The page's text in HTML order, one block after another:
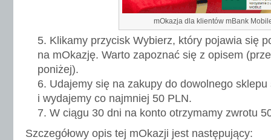
mOkazja dla klientów mBank
Klikamy przycisk Wybierz, który pojawia się
na mOkazję. Warto zapoznać się z opisem
poniżej).
Udajemy się na zakupy do dowolnego
i wydajemy co najmniej 50 PLN.
W ciągu 30 dni na konto otrzymamy zwrotu
Szczegółowy opis tej mOkazji jest następujący: